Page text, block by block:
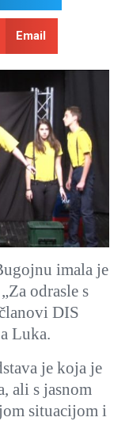
Email
imala je
odrasle s
DIS
Luka.
je koja je
ali s jasnom
situacijom i